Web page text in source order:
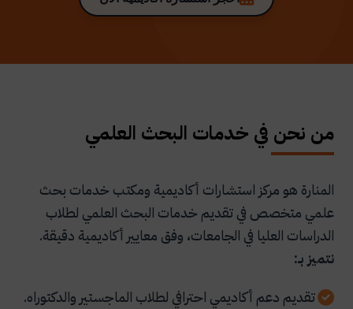
من نحن في خدمات البحث العلمي
المنارة هو مركز استشارات أكاديمية ومكتب خدمات بحث
علمي متخصص في تقديم خدمات البحث العلمي لطلاب
الدراسات العليا في الجامعات، وفق معايير أكاديمية دقيقة.
نتميز بـ:
تقديم دعم أكاديمي احترافي لطلاب الماجستير والدكتوراه.